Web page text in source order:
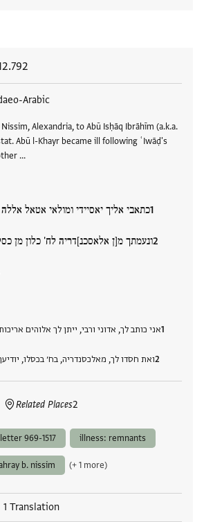
Arabic
Alexandria, to Abū Isḥāq Ibrāhīm (a.k.a.
Abū l-Khayr became ill following ʿIwāḍ's
…
כתאבי אליך יאסיידי ומולאי אטאל
ונעמתך מ[ן אלאסכנ]דריה לח' כלון מן
אני כותב לך, אדוני ורבי, ייתן לך אלוהים
ואת חסדו לך, מאלכסנדריה, בח׳ בכסלו,
Related Places2
969-1517 illness: remnants
b. nissim (+ 1 more)
1 Translation